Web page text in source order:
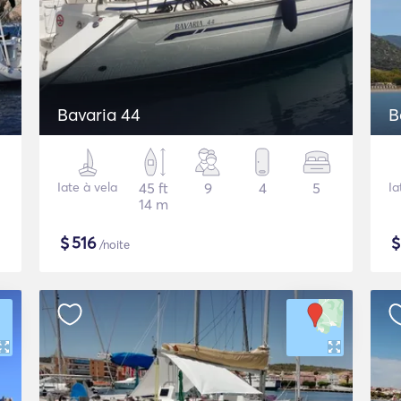
Bavaria 44
Iate à vela
45 ft
14 m
9 4 5
$516/noite